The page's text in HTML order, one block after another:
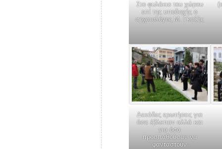
Στο φυλάκιο του χώρου
επί της υποδοχής ο
αρχαιολόγος Μ. Γκαζής
Δεκάδες ερωτήσεις για
όσα έβλεπαν αλλά και
για όσα
προσπαθούσαν να
φανταστούν